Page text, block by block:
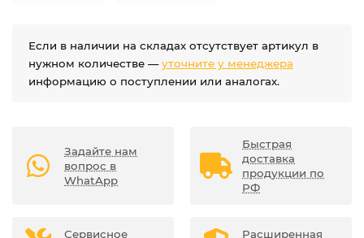
Если в наличии на складах отсутствует артикул в
нужном количестве —уточните у менеджера
информацию о поступлении или аналогах.
Задайте нам
вопрос в
WhatApp
Быстрая
доставка
продукции по
РФ
Сервисное
Расширенная